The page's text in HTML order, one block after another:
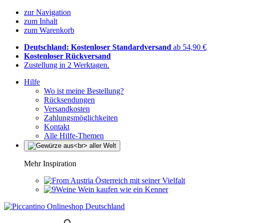
zur Navigation
zum Inhalt
zum Warenkorb
Deutschland: Kostenloser Standardversand ab 54,90 €
Kostenloser Rückversand
Zustellung in 2 Werktagen.
Hilfe
Wo ist meine Bestellung?
Rücksendungen
Versandkosten
Zahlungsmöglichkeiten
Kontakt
Alle Hilfe-Themen
Mehr Inspiration
Österreich mit seiner Vielfalt
Wein kaufen wie ein Kenner